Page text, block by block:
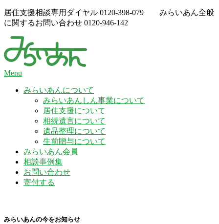
Skip
to
content
居住支援相談専用ダイヤル 0120-398-079
みらいあん全般
に関するお問い合わせ 0120-946-142
Menu
みらいあんについて
みらいあんしん事業について
居住支援について
相続遺言について
遺品整理について
生前贈与について
みらいあん会員
相談事例集
お問い合わせ
寄付する
みらいあんの今をお知らせ